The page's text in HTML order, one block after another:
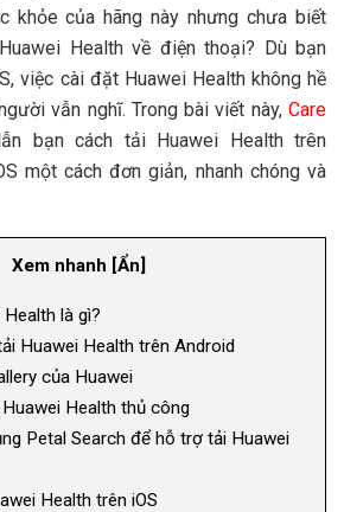
khỏe của hãng này nhưng chưa biết
Health về điện thoại? Dù bạn
việc cài đặt Huawei Health không hề
vẫn nghĩ. Trong bài viết này, Care
bạn cách tải Huawei Health trên
một cách đơn giản, nhanh chóng và
Xem nhanh Ẩn
là gì?
Huawei Health trên Android
của Huawei
Health thủ công
Petal Search để hỗ trợ tải Huawei
Health trên iOS